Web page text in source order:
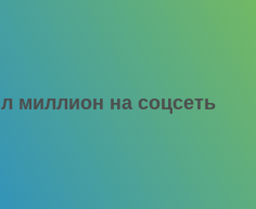
миллион на соцсеть